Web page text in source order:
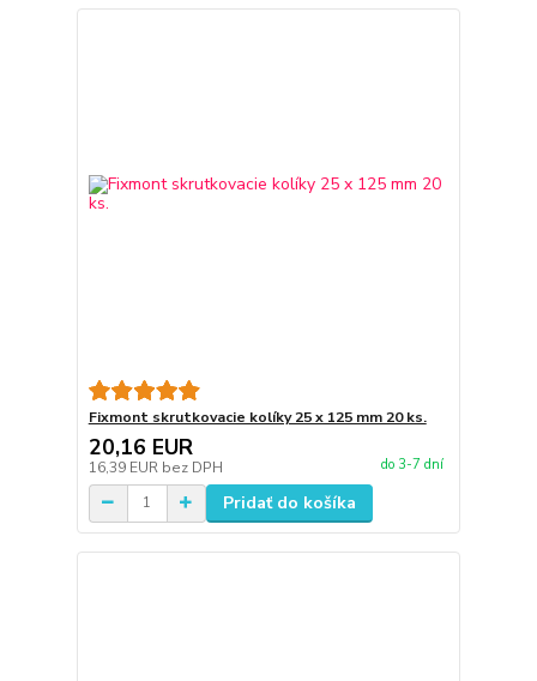
Fixmont skrutkovacie kolíky 25 x 125 mm 20 ks.
20,16 EUR
16,39 EUR bez DPH do 3-7 dní
Pridať do košíka